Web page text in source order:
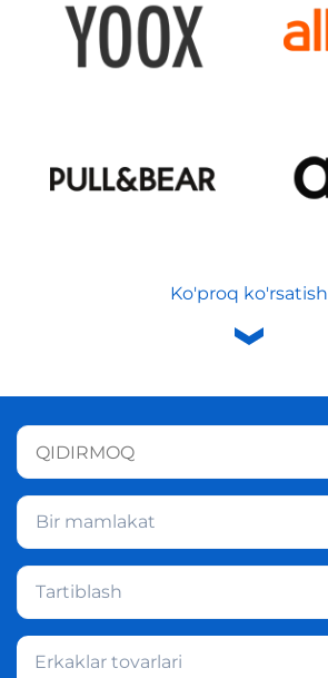
Ko'proq ko'rsatish
Bir mamlakat
Tartiblash
Erkaklar tovarlari